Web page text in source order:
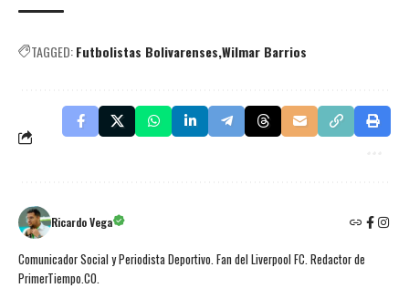
TAGGED:Futbolistas Bolivarenses Wilmar Barrios
Ricardo Vega
Comunicador Social y Periodista Deportivo. Fan del Liverpool FC. Redactor de
PrimerTiempo.CO.